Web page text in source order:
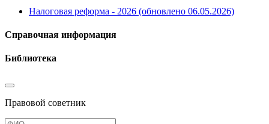
Налоговая реформа - 2026 (обновлено 06.05.2026)
Справочная информация
Библиотека
Правовой советник